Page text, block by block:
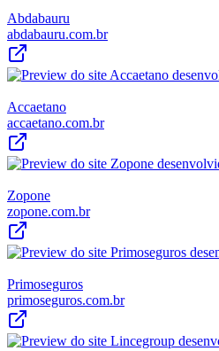
Abdabauru
abdabauru.com.br
Accaetano
accaetano.com.br
Zopone
zopone.com.br
Primoseguros
primoseguros.com.br